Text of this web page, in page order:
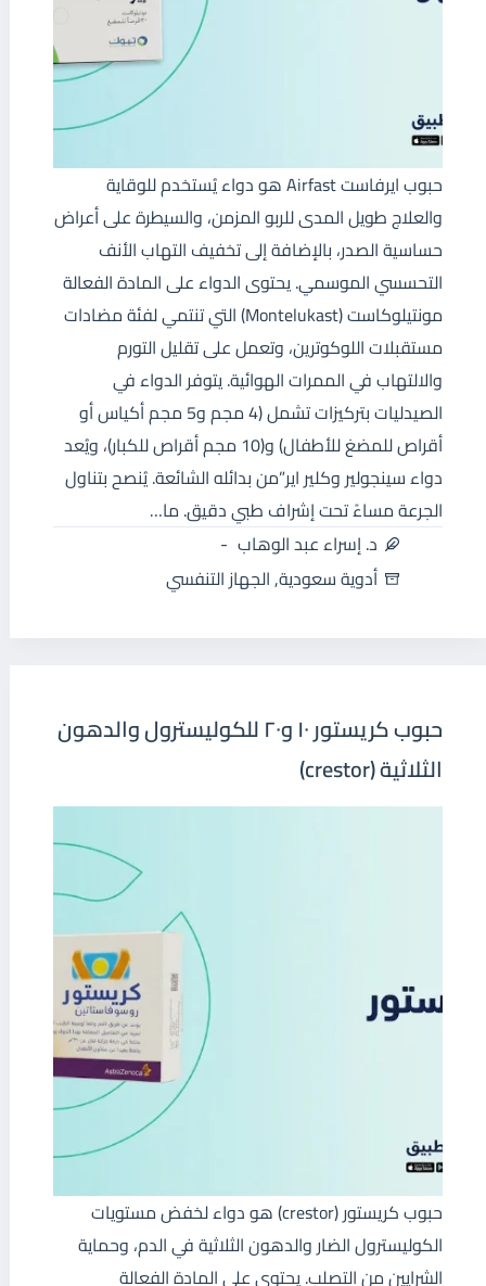
حبوب ايرفاست Airfast هو دواء يُستخدم للوقاية
والعلاج طويل المدى للربو المزمن، والسيطرة على أعراض
حساسية الصدر، بالإضافة إلى تخفيف التهاب الأنف
التحسسي الموسمي. يحتوى الدواء على المادة الفعالة
مونتيلوكاست (Montelukast) التي تنتمي لفئة مضادات
مستقبلات اللوكوترين، وتعمل على تقليل التورم
والالتهاب في الممرات الهوائية. يتوفر الدواء في
الصيدليات بتركيزات تشمل (4 مجم و5 مجم أكياس أو
أقراص للمضغ للأطفال) و(10 مجم أقراص للكبار)، ويُعد
دواء سينجولير وكلير اير”من بدائله الشائعة. يُنصح بتناول
الجرعة مساءً تحت إشراف طبي دقيق. ما…
د. إسراء عبد الوهاب
أدوية سعودية,الجهاز التنفسي
حبوب كريستور ١٠ و٢٠ للكوليسترول والدهون
الثلاثية (crestor)
حبوب كريستور (crestor) هو دواء لخفض مستويات
الكوليسترول الضار والدهون الثلاثية في الدم، وحماية
الشرايين من التصلب. يحتوى على المادة الفعالة